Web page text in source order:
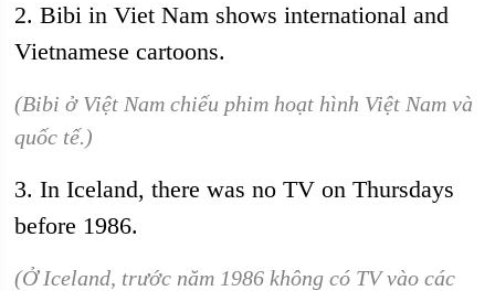
2. Bibi in Viet Nam shows international and
Vietnamese cartoons.
(Bibi ở Việt Nam chiếu phim hoạt hình Việt Nam và
quốc tế.)
3. In Iceland, there was no TV on Thursdays
before 1986.
(Ở Iceland, trước năm 1986 không có TV vào các